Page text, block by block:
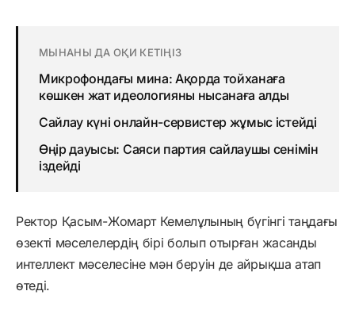
МЫНАНЫ ДА ОҚИ КЕТІҢІЗ
Микрофондағы мина: Ақорда тойханаға
көшкен жат идеологияны нысанаға алды
Сайлау күні онлайн-сервистер жұмыс істейді
Өңір дауысы: Саяси партия сайлаушы сенімін
іздейді
Ректор Қасым-Жомарт Кемелұлының бүгінгі таңдағы
өзекті мәселелердің бірі болып отырған жасанды
интеллект мәселесіне мән беруін де айрықша атап
өтеді.